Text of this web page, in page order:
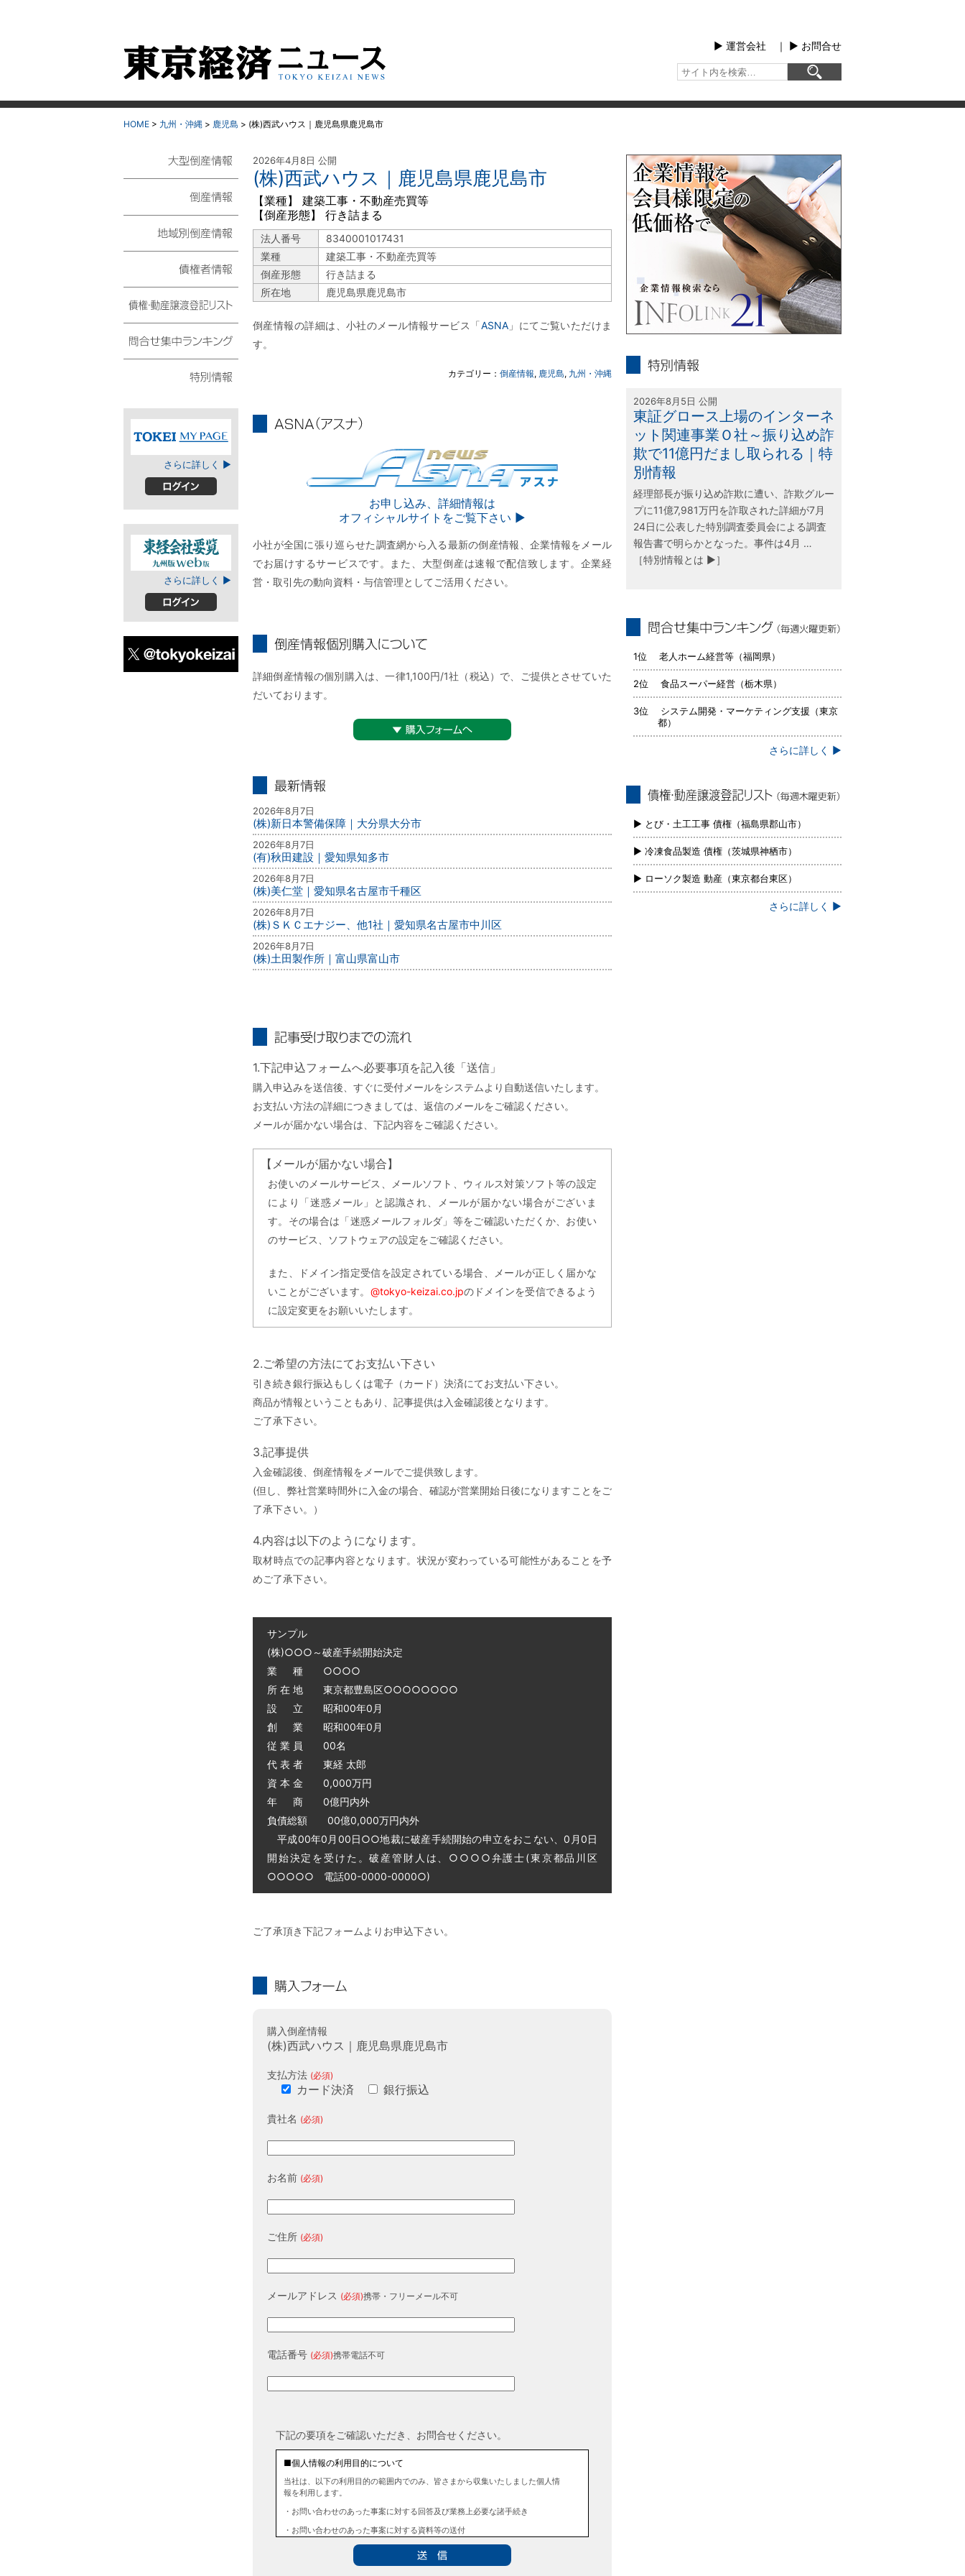
▶︎ 運営会社 ｜ ▶︎ お問合せ
HOME > 九州・沖縄 > 鹿児島 > (株)西武ハウス｜鹿児島県鹿児島市
2026年4月8日 公開
(株)西武ハウス｜鹿児島県鹿児島市
【業種】 建築工事・不動産売買等
【倒産形態】 行き詰まる
法人番号
8340001017431
業種
建築工事・不動産売買等
倒産形態
行き詰まる
所在地
鹿児島県鹿児島市
倒産情報の詳細は、小社のメール情報サービス「ASNA」にてご覧いただけま
す。
カテゴリー： 倒産情報, 鹿児島, 九州・沖縄
お申し込み、詳細情報は
オフィシャルサイトをご覧下さい ▶︎
小社が全国に張り巡らせた調査網から入る最新の倒産情報、企業情報をメール
でお届けするサービスです。また、大型倒産は速報で配信致します。企業経
営・取引先の動向資料・与信管理としてご活用ください。
詳細倒産情報の個別購入は、一律1,100円/1社（税込）で、ご提供とさせていた
だいております。
2026年8月7日
(株)新日本警備保障｜大分県大分市
2026年8月7日
(有)秋田建設｜愛知県知多市
2026年8月7日
(株)美仁堂｜愛知県名古屋市千種区
2026年8月7日
(株)ＳＫＣエナジー、他1社｜愛知県名古屋市中川区
2026年8月7日
(株)土田製作所｜富山県富山市
1.下記申込フォームへ必要事項を記入後「送信」
購入申込みを送信後、すぐに受付メールをシステムより自動送信いたします。
お支払い方法の詳細につきましては、返信のメールをご確認ください。
メールが届かない場合は、下記内容をご確認ください。
【メールが届かない場合】
お使いのメールサービス、メールソフト、ウィルス対策ソフト等の設定
により「迷惑メール」と認識され、メールが届かない場合がございま
す。その場合は「迷惑メールフォルダ」等をご確認いただくか、お使い
のサービス、ソフトウェアの設定をご確認ください。
また、ドメイン指定受信を設定されている場合、メールが正しく届かな
いことがございます。 @tokyo-keizai.co.jpのドメインを受信できるよう
に設定変更をお願いいたします。
2.ご希望の方法にてお支払い下さい
引き続き銀行振込もしくは電子（カード）決済にてお支払い下さい。
商品が情報ということもあり、記事提供は入金確認後となります。
ご了承下さい。
3.記事提供
入金確認後、倒産情報をメールでご提供致します。
(但し、弊社営業時間外に入金の場合、確認が営業開始日後になりますことをご
了承下さい。）
4.内容は以下のようになります。
取材時点での記事内容となります。状況が変わっている可能性があることを予
めご了承下さい。
サンプル
(株)○○○～破産手続開始決定
業 種 ○○○○
所 在 地 東京都豊島区○○○○○○○○
設 立 昭和00年0月
創 業 昭和00年0月
従 業 員 00名
代 表 者 東経 太郎
資 本 金 0,000万円
年 商 0億円内外
負債総額 00億0,000万円内外
平成00年0月00日○○地裁に破産手続開始の申立をおこない、0月0日
開始決定を受けた。破産管財人は、○○○○弁護士(東京都品川区
○○○○○ 電話00-0000-0000○)
ご了承頂き下記フォームよりお申込下さい。
購入倒産情報
(株)西武ハウス｜鹿児島県鹿児島市
支払方法 (必須)
カード決済 銀行振込
貴社名 (必須)
お名前 (必須)
ご住所 (必須)
メールアドレス (必須)携帯・フリーメール不可
電話番号 (必須)携帯電話不可
下記の要項をご確認いただき、お問合せください。
■個人情報の利用目的について
当社は、以下の利用目的の範囲内でのみ、皆さまから収集いたしました個人情
報を利用します。
・お問い合わせのあった事案に対する回答及び業務上必要な諸手続き
・お問い合わせのあった事案に対する資料等の送付
スト
TOKEIマイページ
さらに詳しく ▶
東経会社要覧web
さらに詳しく ▶
ログイン
2026年8月5日 公開
東証グロース上場のインターネ
ット関連事業Ｏ社～振り込め詐
欺で11億円だまし取られる｜特
別情報
経理部長が振り込め詐欺に遭い、詐欺グルー
プに11億7,981万円を詐取された詳細が7月
24日に公表した特別調査委員会による調査
報告書で明らかとなった。事件は4月 …
［特別情報とは ▶］
1位 老人ホーム経営等（福岡県）
2位 食品スーパー経営（栃木県）
3位 システム開発・マーケティング支援（東京
都）
さらに詳しく ▶
新）
▶ とび・土工工事 債権（福島県郡山市）
▶ 冷凍食品製造 債権（茨城県神栖市）
▶ ローソク製造 動産（東京都台東区）
さらに詳しく ▶